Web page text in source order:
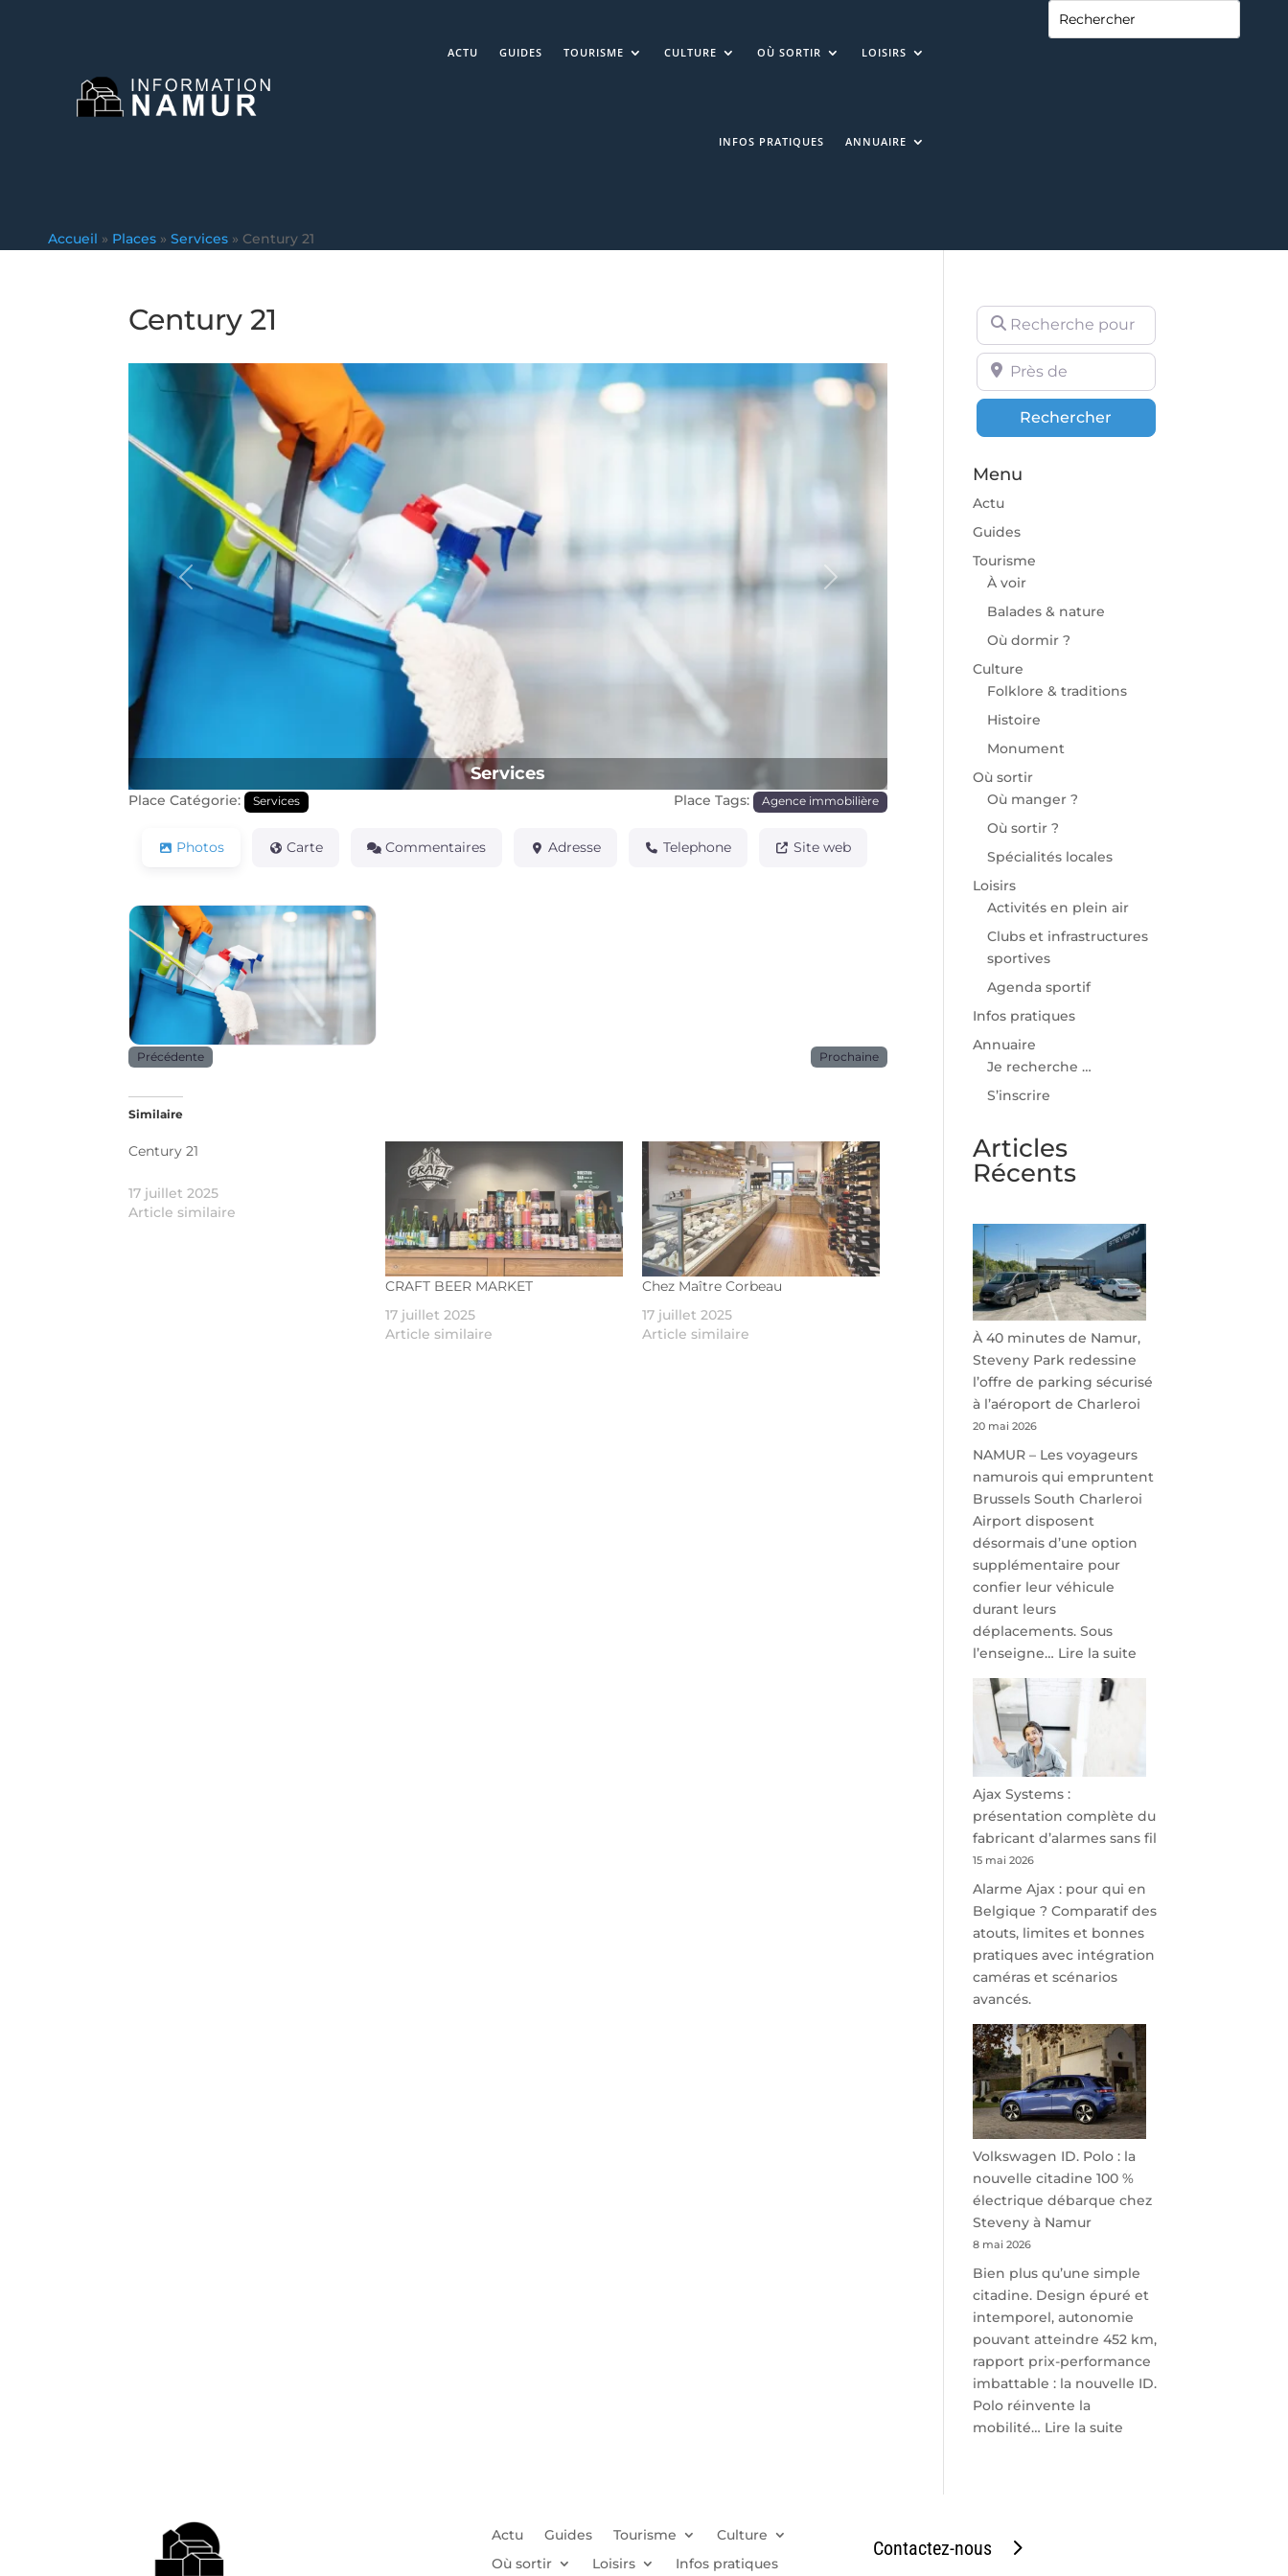
ACTU GUIDES TOURISME CULTURE OÙ SORTIR LOISIRS
INFOS PRATIQUES ANNUAIRE
Accueil » Places » Services » Century 21
Century 21
Services
Précédente Prochaine
Place Catégorie: Services Place Tags: Agence immobilière
Photos Carte Commentaires Adresse Telephone Site web
Services
Précédente Prochaine
Similaire
Century 21
17 juillet 2025
Article similaire
CRAFT BEER MARKET
17 juillet 2025
Article similaire
Chez Maître Corbeau
17 juillet 2025
Article similaire
Recherche pour
Près de
Rechercher
Menu
Actu
Guides
Tourisme
À voir
Balades & nature
Où dormir ?
Culture
Folklore & traditions
Histoire
Monument
Où sortir
Où manger ?
Où sortir ?
Spécialités locales
Loisirs
Activités en plein air
Clubs et infrastructures
sportives
Agenda sportif
Infos pratiques
Annuaire
Je recherche …
S’inscrire
Articles
Récents
À 40 minutes de Namur,
Steveny Park redessine
l’offre de parking sécurisé
à l’aéroport de Charleroi
20 mai 2026
NAMUR – Les voyageurs
namurois qui empruntent
Brussels South Charleroi
Airport disposent
désormais d’une option
supplémentaire pour
confier leur véhicule
durant leurs
déplacements. Sous
l’enseigne… Lire la suite
Park
redessine
parking
sécurisé
à
l’aéroport
Ajax Systems :
présentation complète du
fabricant d’alarmes sans fil
15 mai 2026
Alarme Ajax : pour qui en
Belgique ? Comparatif des
atouts, limites et bonnes
pratiques avec intégration
caméras et scénarios
avancés.
Volkswagen ID. Polo : la
nouvelle citadine 100 %
électrique débarque chez
Steveny à Namur
8 mai 2026
Bien plus qu’une simple
citadine. Design épuré et
intemporel, autonomie
pouvant atteindre 452 km,
rapport prix-performance
imbattable : la nouvelle ID.
Polo réinvente la
mobilité… Lire la suite
Actu Guides Tourisme
Culture
Où sortir
Loisirs Infos pratiques
Contactez-nous